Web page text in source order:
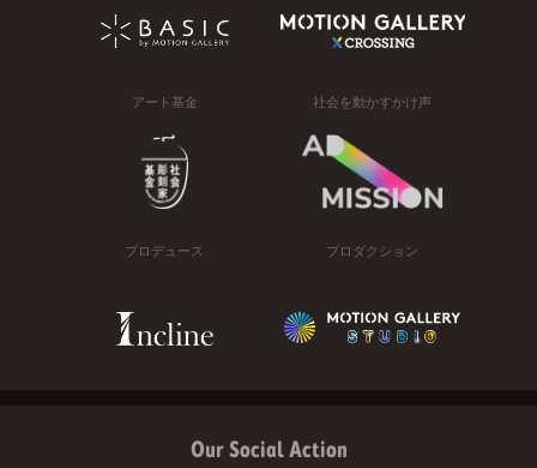
アート基金 社会を動かすかけ声
プロデュース プロダクション
Our Social Action